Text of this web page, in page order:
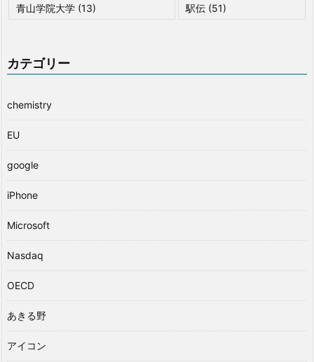
青山学院大学 (13) 駅伝 (51)
カテゴリー
chemistry
EU
google
iPhone
Microsoft
Nasdaq
OECD
あきる野
アイコン